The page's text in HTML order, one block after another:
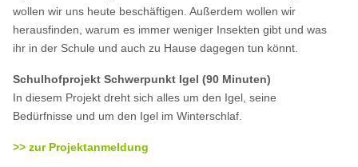
wollen wir uns heute beschäftigen. Außerdem wollen wir
herausfinden, warum es immer weniger Insekten gibt und was
ihr in der Schule und auch zu Hause dagegen tun könnt.
Schulhofprojekt Schwerpunkt Igel (90 Minuten)
In diesem Projekt dreht sich alles um den Igel, seine
Bedürfnisse und um den Igel im Winterschlaf.
>> zur Projektanmeldung